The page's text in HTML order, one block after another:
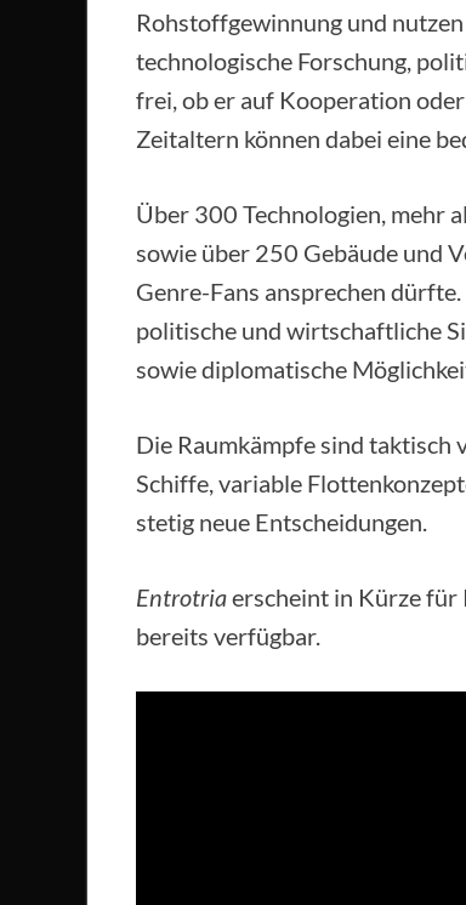
Rohstoffgewinnung und
technologische Forschung,
frei, ob er auf Kooperation
Zeitaltern können dabei eine
Über 300 Technologien, mehr
sowie über 250 Gebäude und
Genre-Fans ansprechen
politische und wirtschaftliche
sowie diplomatische
Die Raumkämpfe sind taktisch
Schiffe, variable
stetig neue Entscheidungen.
Entrotriaerscheint in Kürze für
bereits verfügbar.